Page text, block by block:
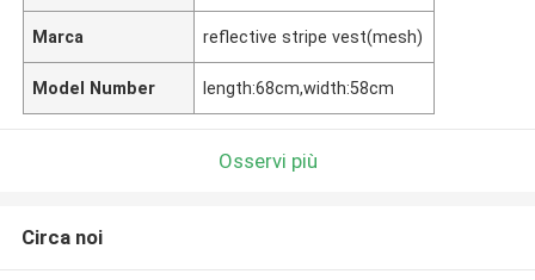
Marca reflective stripe vest(mesh)
Model Number length:68cm,width:58cm
Osservi più
Circa noi